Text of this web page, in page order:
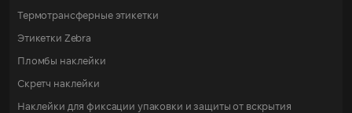
Термотрансферные этикетки
Этикетки Zebra
Пломбы наклейки
Скретч наклейки
Наклейки для фиксации упаковки и защиты от вскрытия